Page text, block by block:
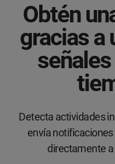
Obtén
gracias a
Detecta actividades
envía
directamente